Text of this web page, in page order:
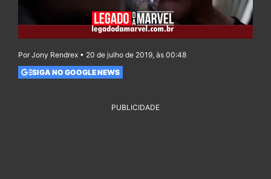
Por Jony Rendrex • 20 de julho de 2019, às 00:48
SIGA NO GOOGLE NEWS
PUBLICIDADE